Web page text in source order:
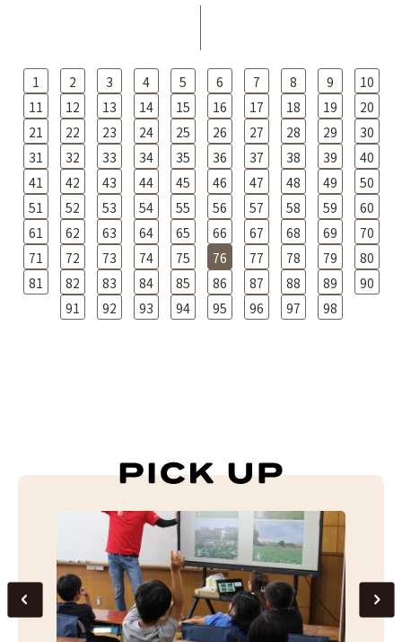
1 2 3 4 5 6 7 8 9
10
11
12 13 14 15 16 17 18 19
20
21
22 23 24 25 26 27 28 29
30
31
32 33 34 35 36 37 38 39
40
41
42 43 44 45 46 47 48 49
50
51
52 53 54 55 56 57 58 59
60
61
62 63 64 65 66 67 68 69
70
71
72 73 74 75 76 77 78 79
80
81
82 83 84 85 86 87 88 89
90
91
92 93 94 95 96 97 98